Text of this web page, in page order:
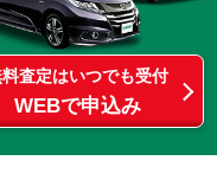
査定はいつでも受付
WEBで申込み